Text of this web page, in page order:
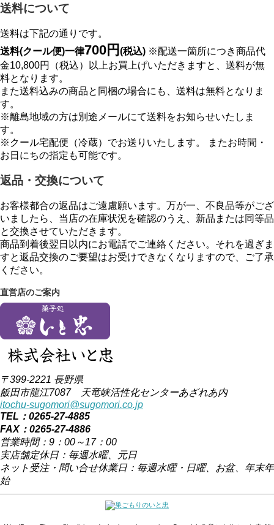
送料について
送料は下記の通りです。
送料(クール便)一律700円 (税込) ※配送一箇所につき商品代
金10,800円（税込）以上お買上げいただきますと、送料が無
料となります。
また送料込みの商品と同梱の場合にも、送料は無料となりま
す。
※離島地域の方は別途メールにて送料をお知らせいたしま
す。
※クール宅配便（冷蔵）でお送りいたします。 またお時間・
お日にちの指定も可能です。
返品・交換について
お客様都合の返品はご遠慮願います。万が一、不良品等がござ
いましたら、当店の在庫状況を確認のうえ、新品または同等品
と交換させていただきます。
商品到着後翌日以内にお電話でご連絡ください。それを過ぎま
すと返品交換のご要望はお受けできなくなりますので、ご了承
ください。
直営店のご案内
〒399-2221 長野県
飯田市龍江7087 天竜峡活性化センターあざれあ内
itochu-sugomori@sugomori.co.jp
TEL：0265-27-4885
FAX：0265-27-4886
営業時間：9：00～17：00
実店舗定休日：毎週水曜、元日
ネット受注・問い合せ休業日：毎週水曜・日曜、お盆、年末年
始